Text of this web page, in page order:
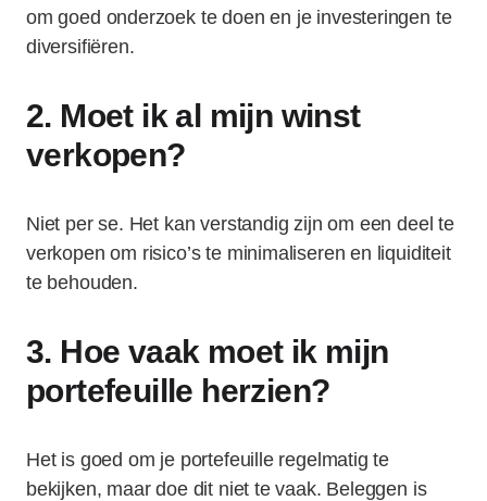
om goed onderzoek te doen en je investeringen te
diversifiëren.
2. Moet ik al mijn winst
verkopen?
Niet per se. Het kan verstandig zijn om een deel te
verkopen om risico’s te minimaliseren en liquiditeit
te behouden.
3. Hoe vaak moet ik mijn
portefeuille herzien?
Het is goed om je portefeuille regelmatig te
bekijken, maar doe dit niet te vaak. Beleggen is